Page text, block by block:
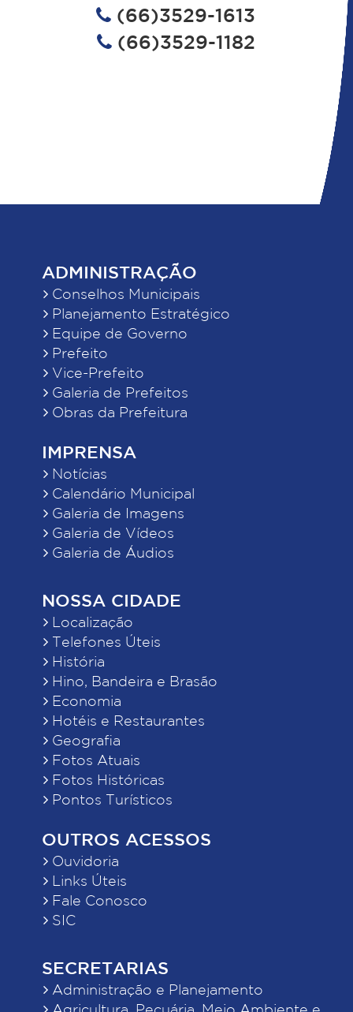
(66)3529-1613
(66)3529-1182
ADMINISTRAÇÃO
Conselhos Municipais
Planejamento Estratégico
Equipe de Governo
Prefeito
Vice-Prefeito
Galeria de Prefeitos
Obras da Prefeitura
IMPRENSA
Notícias
Calendário Municipal
Galeria de Imagens
Galeria de Vídeos
Galeria de Áudios
NOSSA CIDADE
Localização
Telefones Úteis
História
Hino, Bandeira e Brasão
Economia
Hotéis e Restaurantes
Geografia
Fotos Atuais
Fotos Históricas
Pontos Turísticos
OUTROS ACESSOS
Ouvidoria
Links Úteis
Fale Conosco
SIC
SECRETARIAS
Administração e Planejamento